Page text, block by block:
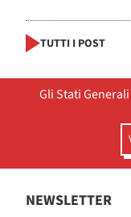
TUTTI I POST
Gli Stati
NEWSLETTER